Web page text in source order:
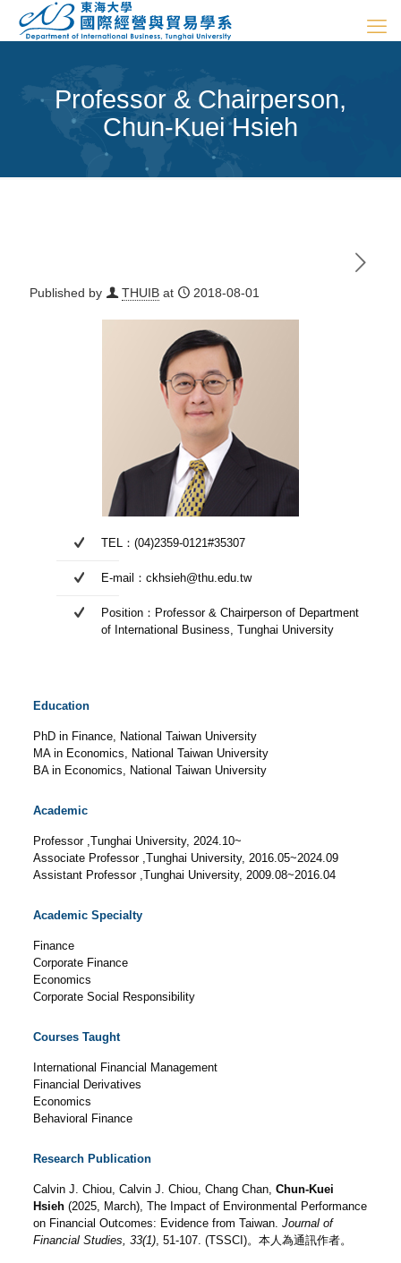
Professor & Chairperson,
Chun-Kuei Hsieh
Published by THUIB at 2018-08-01
TEL：(04)2359-0121#35307
E-mail：ckhsieh@thu.edu.tw
Position：Professor & Chairperson of Department
of International Business, Tunghai University
Education
PhD in Finance, National Taiwan University
MA in Economics, National Taiwan University
BA in Economics, National Taiwan University
Academic
Professor ,Tunghai University, 2024.10~
Associate Professor ,Tunghai University, 2016.05~2024.09
Assistant Professor ,Tunghai University, 2009.08~2016.04
Academic Specialty
Finance
Corporate Finance
Economics
Corporate Social Responsibility
Courses Taught
International Financial Management
Financial Derivatives
Economics
Behavioral Finance
Research Publication
Calvin J. Chiou, Calvin J. Chiou, Chang Chan, Chun-Kuei
Hsieh(2025, March), The Impact of Environmental Performance
on Financial Outcomes: Evidence from Taiwan. Journal of
Financial Studies, 33(1), 51-107. (TSSCI)。本人為通訊作者。